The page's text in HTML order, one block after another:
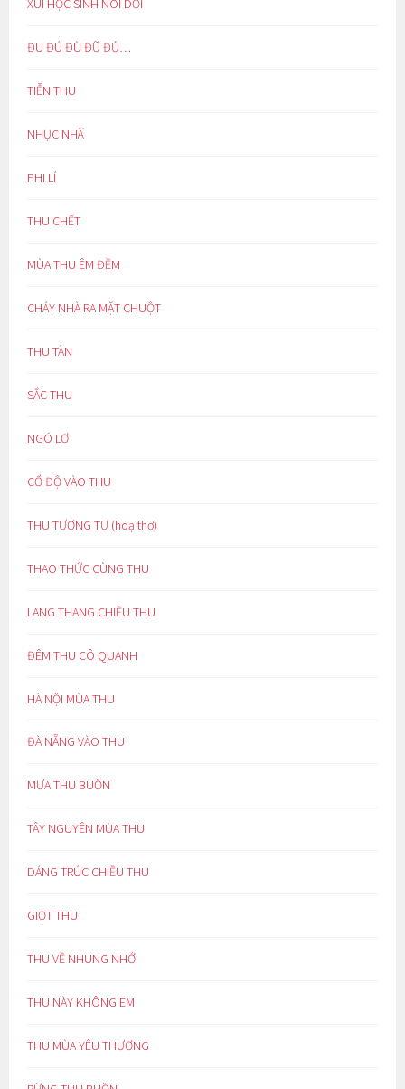
XÚI HỌC SINH NÓI DỐI
ĐU ĐÚ ĐÙ ĐŨ ĐỦ…
TIỄN THU
NHỤC NHÃ
PHI LÍ
THU CHẾT
MÙA THU ÊM ĐỀM
CHÁY NHÀ RA MẶT CHUỘT
THU TÀN
SẮC THU
NGÓ LƠ
CỔ ĐỘ VÀO THU
THU TƯƠNG TƯ (hoạ thơ)
THAO THỨC CÙNG THU
LANG THANG CHIỀU THU
ĐÊM THU CÔ QUẠNH
HÀ NỘI MÙA THU
ĐÀ NẴNG VÀO THU
MƯA THU BUỒN
TÂY NGUYÊN MÙA THU
DÁNG TRÚC CHIỀU THU
GIỌT THU
THU VỀ NHUNG NHỚ
THU NÀY KHÔNG EM
THU MÙA YÊU THƯƠNG